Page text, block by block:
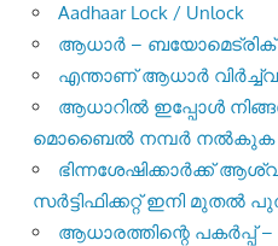
Aadhaar Lock / Unlock
ആധാർ – ബയോമെട്രിക്
എന്താണ് ആധാർ
ആധാറിൽ ഇപ്പോൾ
മൊബൈൽ നമ്പർ നൽകുക
ഭിന്നശേഷിക്കാർക്ക്
സർട്ടിഫിക്കറ്റ് ഇനി മുതൽ
ആധാരത്തിന്റെ പകർപ്പ്